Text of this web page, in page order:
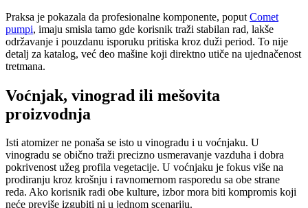
Praksa je pokazala da profesionalne komponente, poput Comet
pumpi, imaju smisla tamo gde korisnik traži stabilan rad, lakše
održavanje i pouzdanu isporuku pritiska kroz duži period. To nije
detalj za katalog, već deo mašine koji direktno utiče na ujednačenost
tretmana.
Voćnjak, vinograd ili mešovita
proizvodnja
Isti atomizer ne ponaša se isto u vinogradu i u voćnjaku. U
vinogradu se obično traži precizno usmeravanje vazduha i dobra
pokrivenost užeg profila vegetacije. U voćnjaku je fokus više na
prodiranju kroz krošnju i ravnomernom rasporedu sa obe strane
reda. Ako korisnik radi obe kulture, izbor mora biti kompromis koji
neće previše izgubiti ni u jednom scenariju.